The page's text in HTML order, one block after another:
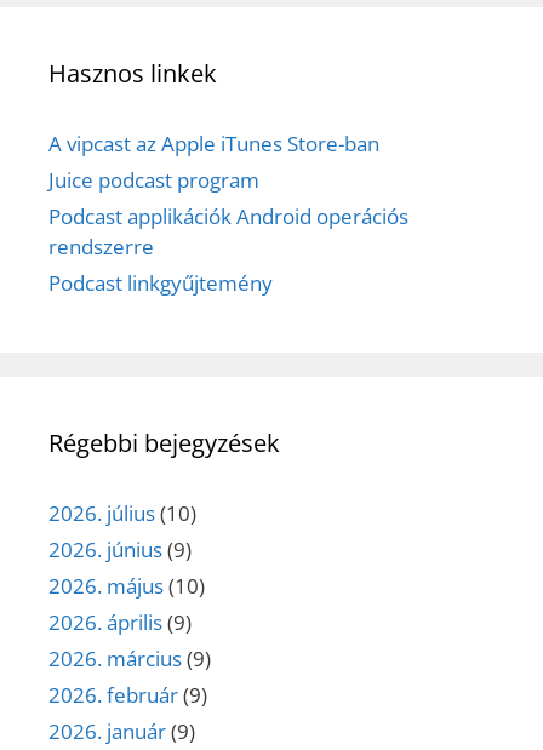
Hasznos linkek
A vipcast az Apple iTunes Store-ban
Juice podcast program
Podcast applikációk Android operációs
rendszerre
Podcast linkgyűjtemény
Régebbi bejegyzések
2026. július(10)
2026. június(9)
2026. május(10)
2026. április(9)
2026. március(9)
2026. február(9)
2026. január(9)